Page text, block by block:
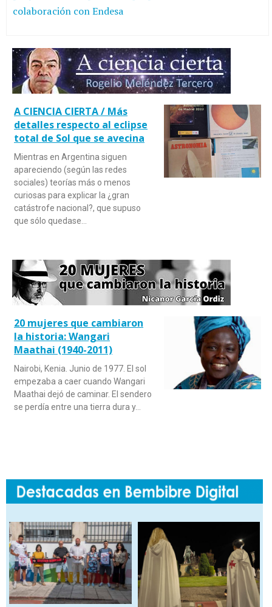
colaboración con Endesa
A CIENCIA CIERTA / Más
detalles respecto al eclipse
total de Sol que se avecina
Mientras en Argentina siguen
apareciendo (según las redes
sociales) teorías más o menos
curiosas para explicar la ¿gran
catástrofe nacional?, que supuso
que sólo quedase…
20 mujeres que cambiaron
la historia: Wangari
Maathai (1940-2011)
Nairobi, Kenia. Junio de 1977. El sol
empezaba a caer cuando Wangari
Maathai dejó de caminar. El sendero
se perdía entre una tierra dura y…